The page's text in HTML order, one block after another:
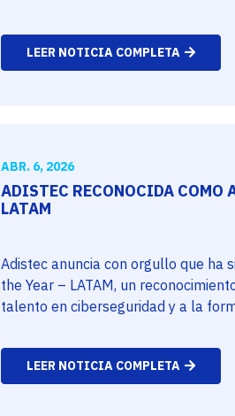
LEER NOTICIA COMPLETA
ABR. 6, 2026
ADISTEC RECONOCIDA COMO
LATAM
Adistec anuncia con orgullo que ha
the Year – LATAM, un
talento en ciberseguridad y a la
LEER NOTICIA COMPLETA